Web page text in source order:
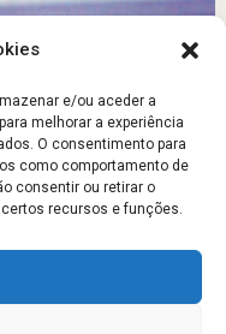
e/ou aceder a
melhorar a experiência
O consentimento para
como comportamento de
consentir ou retirar o
recursos e funções.
© 2026.